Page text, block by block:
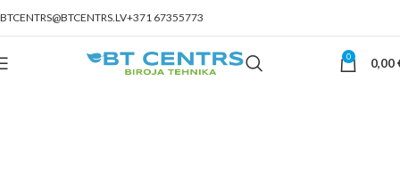
BTCENTRS@BTCENTRS.LV+371 67355773
0 0,00